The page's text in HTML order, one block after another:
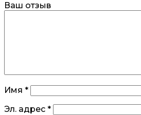
Ваш отзыв
Имя *
Эл. адрес *